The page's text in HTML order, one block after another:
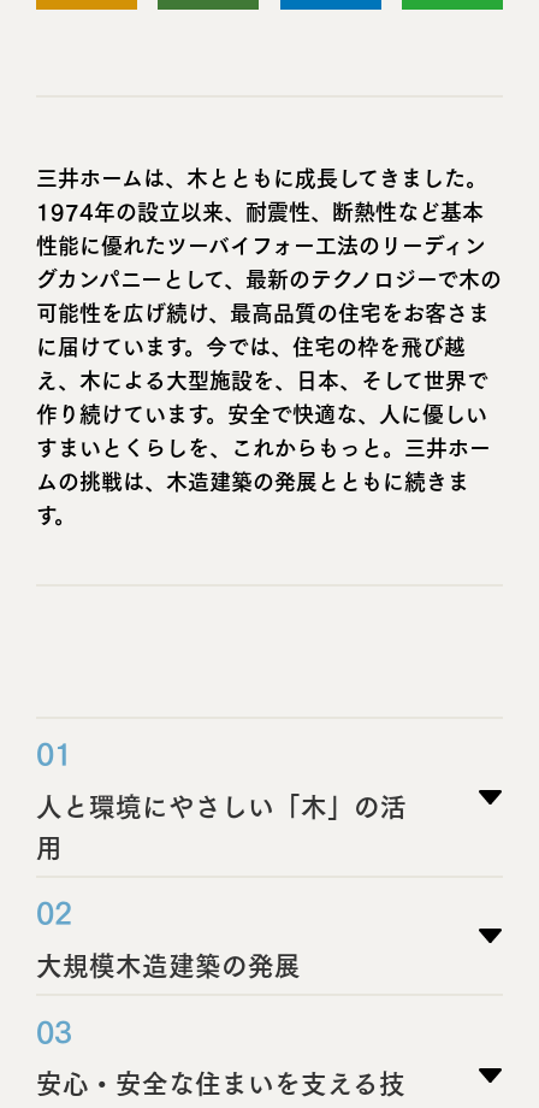
三井ホームは、木とともに成長してきました。
1974年の設立以来、耐震性、断熱性など基本
性能に優れたツーバイフォー工法のリーディン
グカンパニーとして、最新のテクノロジーで木の
可能性を広げ続け、最高品質の住宅をお客さま
に届けています。今では、住宅の枠を飛び越
え、木による大型施設を、日本、そして世界で
作り続けています。安全で快適な、人に優しい
すまいとくらしを、これからもっと。三井ホー
ムの挑戦は、木造建築の発展とともに続きま
す。
01
人と環境にやさしい「木」の活
用
02
大規模木造建築の発展
03
安心・安全な住まいを支える技